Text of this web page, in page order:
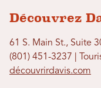
Découvrez
61 S. Main St., Suite
(801) 451-3237 |
découvrirdavis.com